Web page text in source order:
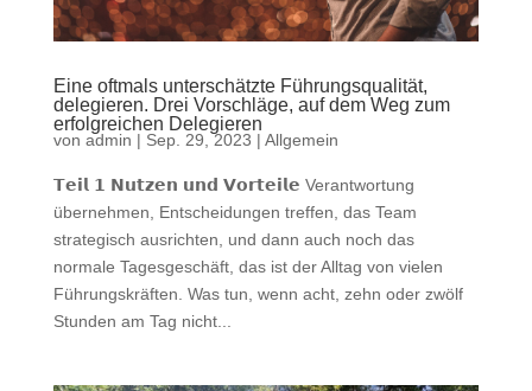
Eine oftmals unterschätzte Führungsqualität,
delegieren. Drei Vorschläge, auf dem Weg zum
erfolgreichen Delegieren
von admin | Sep. 29, 2023 | Allgemein
𝗧𝗲𝗶𝗹 𝟭 𝗡𝘂𝘁𝘇𝗲𝗻 𝘂𝗻𝗱 𝗩𝗼𝗿𝘁𝗲𝗶𝗹𝗲 Verantwortung
übernehmen, Entscheidungen treffen, das Team
strategisch ausrichten, und dann auch noch das
normale Tagesgeschäft, das ist der Alltag von vielen
Führungskräften. Was tun, wenn acht, zehn oder zwölf
Stunden am Tag nicht...